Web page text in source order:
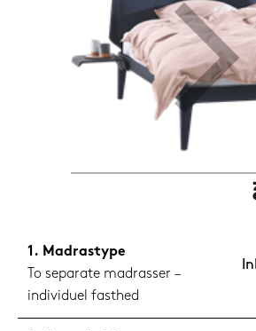
1.199,-
Madrastype
To separate madrasser –
individuel fasthed